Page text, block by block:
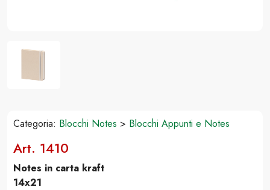
Categoria: Blocchi Notes > Blocchi Appunti e Notes
Art. 1410
Notes in carta kraft
14x21